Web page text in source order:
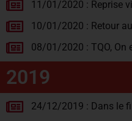
11/01/2020 : Reprise
10/01/2020 : Retour
08/01/2020 : TQO, On
2019
24/12/2019 : Dans le